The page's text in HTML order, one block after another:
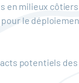
en milieux
le
potentiels des